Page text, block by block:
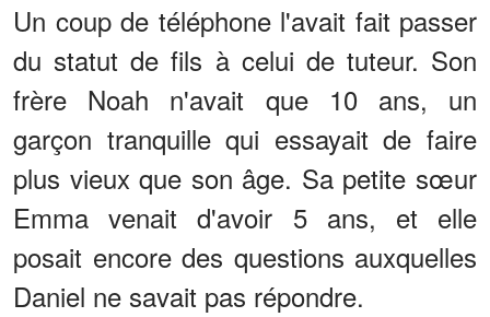
Un coup de téléphone l'avait fait passer
du statut de fils à celui de tuteur. Son
frère Noah n'avait que 10 ans, un
garçon tranquille qui essayait de faire
plus vieux que son âge. Sa petite sœur
Emma venait d'avoir 5 ans, et elle
posait encore des questions auxquelles
Daniel ne savait pas répondre.